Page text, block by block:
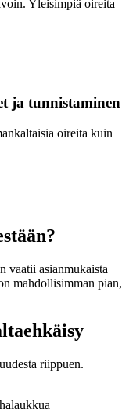
Yleisimpiä oireita
ja tunnistaminen
oireita kuin
vaatii asianmukaista
mahdollisimman pian,
riippuen.